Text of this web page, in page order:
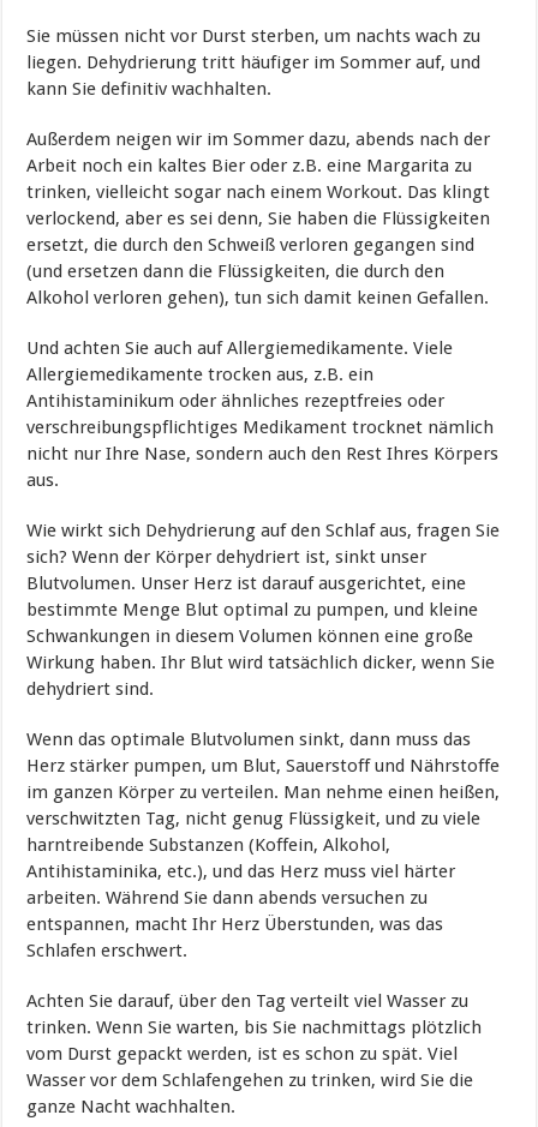
Sie müssen nicht vor Durst sterben, um nachts wach zu
liegen. Dehydrierung tritt häufiger im Sommer auf, und
kann Sie definitiv wachhalten.
Außerdem neigen wir im Sommer dazu, abends nach der
Arbeit noch ein kaltes Bier oder z.B. eine Margarita zu
trinken, vielleicht sogar nach einem Workout. Das klingt
verlockend, aber es sei denn, Sie haben die Flüssigkeiten
ersetzt, die durch den Schweiß verloren gegangen sind
(und ersetzen dann die Flüssigkeiten, die durch den
Alkohol verloren gehen), tun sich damit keinen Gefallen.
Und achten Sie auch auf Allergiemedikamente. Viele
Allergiemedikamente trocken aus, z.B. ein
Antihistaminikum oder ähnliches rezeptfreies oder
verschreibungspflichtiges Medikament trocknet nämlich
nicht nur Ihre Nase, sondern auch den Rest Ihres Körpers
aus.
Wie wirkt sich Dehydrierung auf den Schlaf aus, fragen Sie
sich? Wenn der Körper dehydriert ist, sinkt unser
Blutvolumen. Unser Herz ist darauf ausgerichtet, eine
bestimmte Menge Blut optimal zu pumpen, und kleine
Schwankungen in diesem Volumen können eine große
Wirkung haben. Ihr Blut wird tatsächlich dicker, wenn Sie
dehydriert sind.
Wenn das optimale Blutvolumen sinkt, dann muss das
Herz stärker pumpen, um Blut, Sauerstoff und Nährstoffe
im ganzen Körper zu verteilen. Man nehme einen heißen,
verschwitzten Tag, nicht genug Flüssigkeit, und zu viele
harntreibende Substanzen (Koffein, Alkohol,
Antihistaminika, etc.), und das Herz muss viel härter
arbeiten. Während Sie dann abends versuchen zu
entspannen, macht Ihr Herz Überstunden, was das
Schlafen erschwert.
Achten Sie darauf, über den Tag verteilt viel Wasser zu
trinken. Wenn Sie warten, bis Sie nachmittags plötzlich
vom Durst gepackt werden, ist es schon zu spät. Viel
Wasser vor dem Schlafengehen zu trinken, wird Sie die
ganze Nacht wachhalten.